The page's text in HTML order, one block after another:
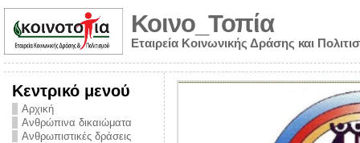
Κοινο_Τοπία
Εταιρεία Κοινωνικής Δράσης και
Κεντρικό μενού
Αρχική
Ανθρώπινα δικαιώματα
Ανθρωπιστικές δράσεις